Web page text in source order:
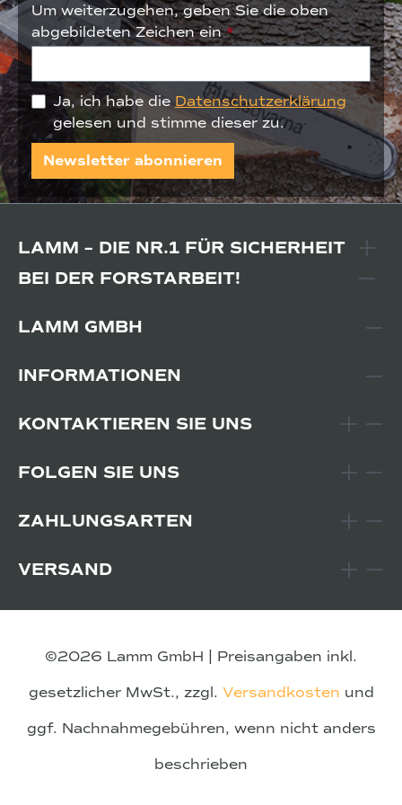
Um weiterzugehen, geben Sie die oben
abgebildeten Zeichen ein*
Ja, ich habe die Datenschutzerklärung
gelesen und stimme dieser zu.
Newsletter abonnieren
LAMM – DIE NR.1 FÜR SICHERHEIT
BEI DER FORSTARBEIT!
LAMM GMBH
INFORMATIONEN
KONTAKTIEREN SIE UNS
FOLGEN SIE UNS
ZAHLUNGSARTEN
VERSAND
©2026 Lamm GmbH | Preisangaben inkl.
gesetzlicher MwSt., zzgl. Versandkosten und
ggf. Nachnahmegebühren, wenn nicht anders
beschrieben